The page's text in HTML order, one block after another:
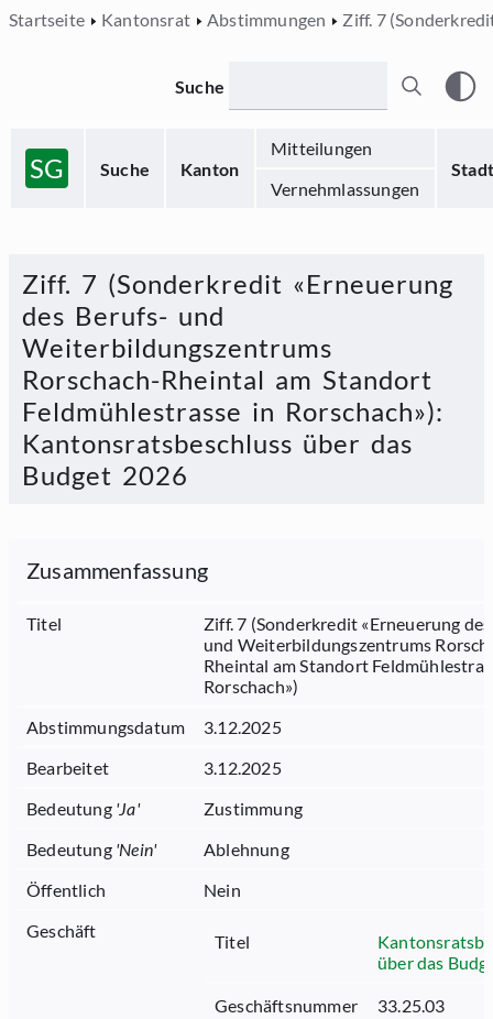
Startseite Kantonsrat Abstimmungen Ziff. 7
SG Suche Kanton
Mitteilungen
Stadt
Vernehmlassungen
Suche
Ziff. 7 (Sonderkredit «Erneuerung
des Berufs- und
Weiterbildungszentrums
Rorschach-Rheintal am Standort
Feldmühlestrasse in Rorschach»):
Kantonsratsbeschluss über das
Budget 2026
Zusammenfassung
Titel
Ziff. 7 (Sonderkredit «Erneuerung
und Weiterbildungszentrums
Rheintal am Standort
Rorschach»)
Abstimmungsdatum
3.12.2025
Bearbeitet
3.12.2025
Bedeutung 'Ja'
Zustimmung
Bedeutung 'Nein'
Ablehnung
Öffentlich
Nein
Geschäft
Titel
über das
Geschäftsnummer 33.25.03